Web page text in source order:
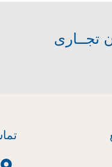
تجــاری